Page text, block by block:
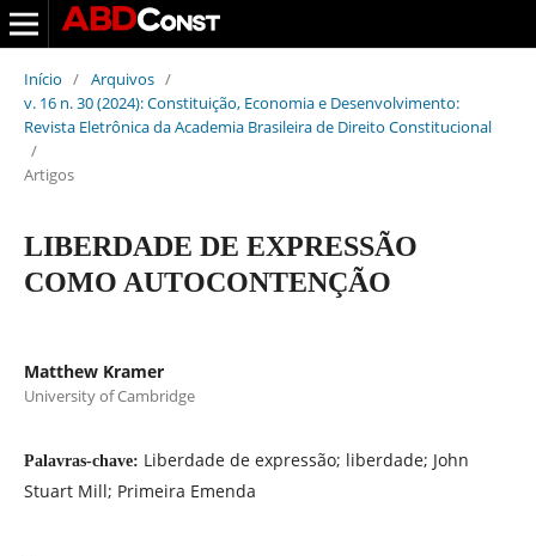
Início / Arquivos /
v. 16 n. 30 (2024): Constituição, Economia e Desenvolvimento:
Revista Eletrônica da Academia Brasileira de Direito Constitucional
/
Artigos
LIBERDADE DE EXPRESSÃO
COMO AUTOCONTENÇÃO
Matthew Kramer
University of Cambridge
Palavras-chave: Liberdade de expressão; liberdade; John
Stuart Mill; Primeira Emenda